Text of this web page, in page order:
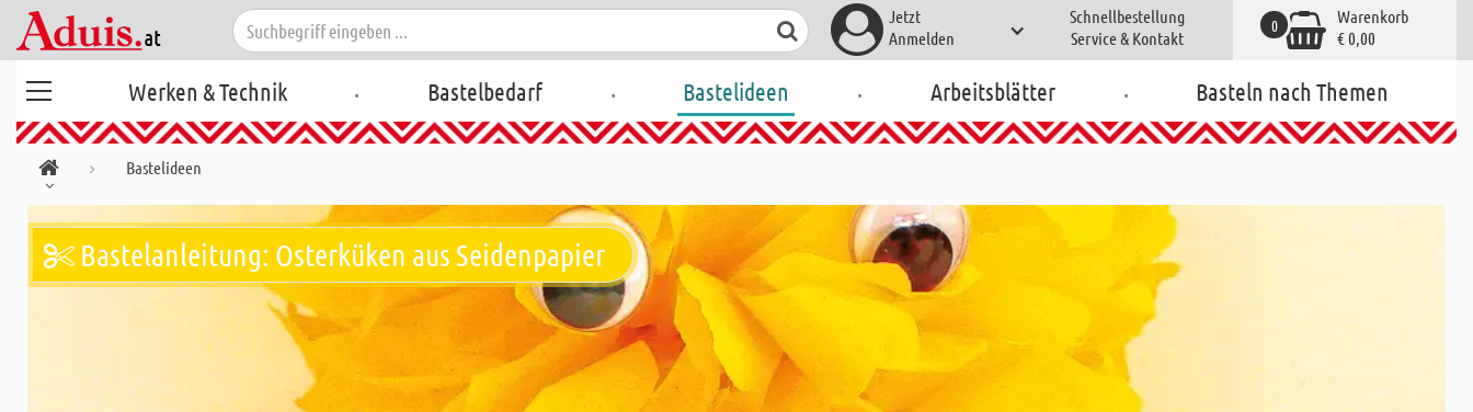
Jetzt
Anmelden
Schnellbestellung
Service & Kontakt
Warenkorb
€ 0,00
0
Werken & Technik . Bastelbedarf . Bastelideen . Arbeitsblätter . Basteln nach Themen
Bastelideen
Bastelanleitung: Osterküken aus Seidenpapier